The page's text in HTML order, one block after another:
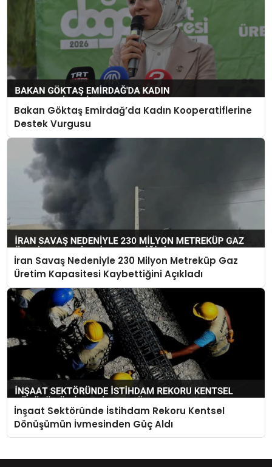
Bakan Göktaş Emirdağ’da Kadın Kooperatiflerine
Destek Vurgusu
İran Savaş Nedeniyle 230 Milyon Metreküp Gaz
Üretim Kapasitesi Kaybettiğini Açıkladı
İnşaat Sektöründe İstihdam Rekoru Kentsel
Dönüşümün İvmesinden Güç Aldı